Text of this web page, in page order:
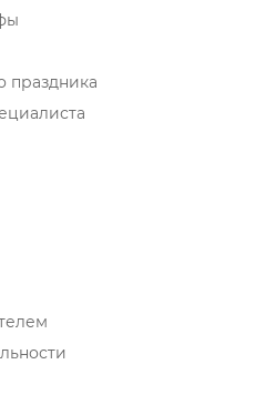
праздника